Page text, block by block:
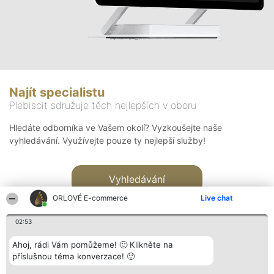
ORLOVÉ E-commerce Live chat
02:53
Ahoj, rádi Vám pomůžeme! 🙂 Klikněte na
příslušnou téma konverzace! 🙂
Najít specialistu
Plebiscit sdružuje těch nejlepších v oboru
Hledáte odborníka ve Vašem okolí? Vyzkoušejte naše
vyhledávání. Využívejte pouze ty nejlepší služby!
Vyhledávání